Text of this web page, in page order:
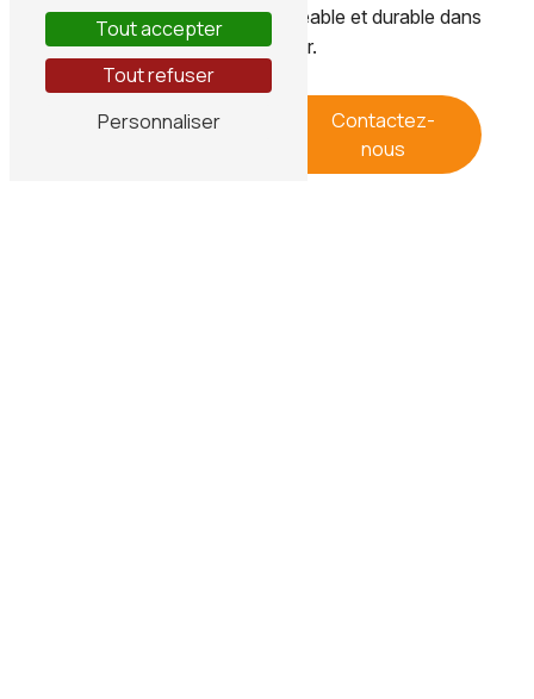
nécessaire à une chaleur agréable et durable dans
votre foyer.
En savoir
Contactez-
nous
Tout accepter
Tout refuser
Personnaliser